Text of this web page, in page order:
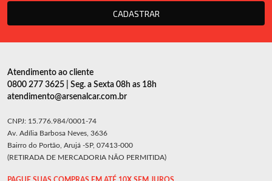
CADASTRAR
Atendimento ao cliente
0800 277 3625 | Seg. a Sexta 08h as 18h
atendimento@arsenalcar.com.br
CNPJ: 15.776.984/0001-74
Av. Adília Barbosa Neves, 3636
Bairro do Portão, Arujá -SP, 07413-000
(RETIRADA DE MERCADORIA NÃO PERMITIDA)